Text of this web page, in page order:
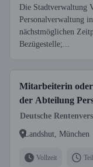
Die Stadtverwaltung
Personalverwaltung
nächstmöglichen
Bezügestelle;...
Mitarbeiterin
der Abteilung
Deutsche
Landshut, München
Vollzeit